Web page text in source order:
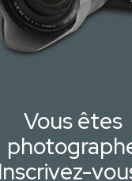
Vous êtes
Inscrivez-